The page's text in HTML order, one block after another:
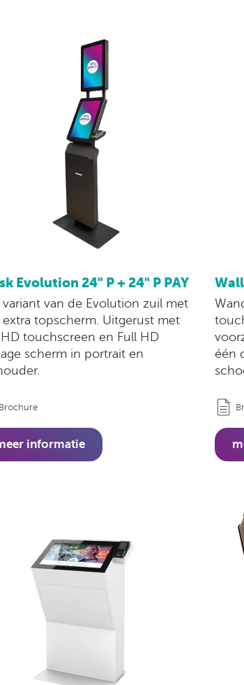
Evolution 24" P + 24" P PAY
variant van de Evolution zuil met
extra topscherm. Uitgerust met
HD touchscreen en Full HD
scherm in portrait en
Brochure
informatie
één